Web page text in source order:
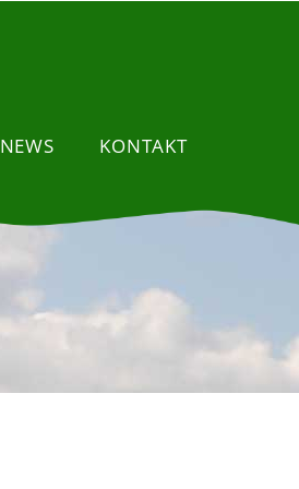
NEWS KONTAKT